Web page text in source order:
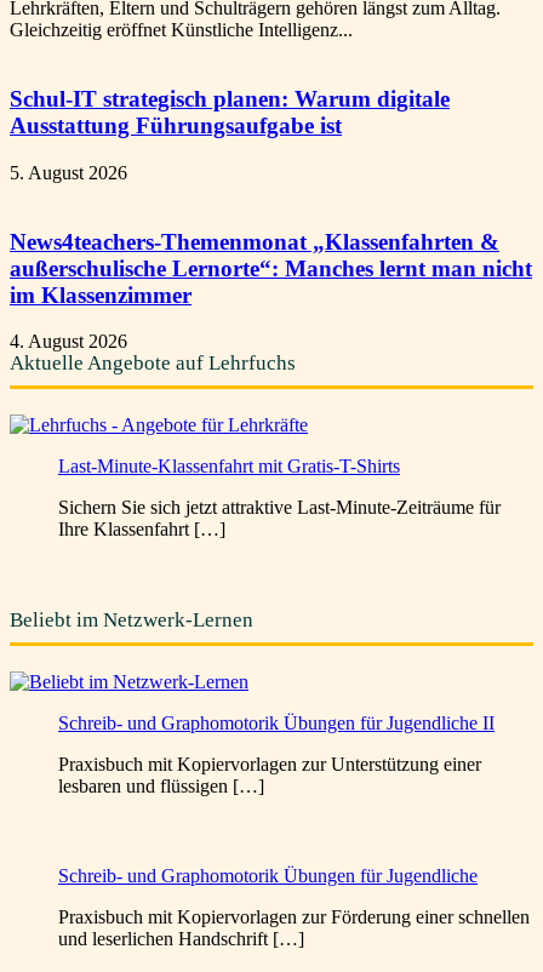
Lehrkräften, Eltern und Schulträgern gehören längst zum Alltag.
Gleichzeitig eröffnet Künstliche Intelligenz...
Schul-IT strategisch planen: Warum digitale
Ausstattung Führungsaufgabe ist
5. August 2026
News4teachers-Themenmonat „Klassenfahrten &
außerschulische Lernorte“: Manches lernt man nicht
im Klassenzimmer
4. August 2026
Aktuelle Angebote auf Lehrfuchs
Last-Minute-Klassenfahrt mit Gratis-T-Shirts
Sichern Sie sich jetzt attraktive Last-Minute-Zeiträume für
Ihre Klassenfahrt […]
Beliebt im Netzwerk-Lernen
Schreib- und Graphomotorik Übungen für Jugendliche II
Praxisbuch mit Kopiervorlagen zur Unterstützung einer
lesbaren und flüssigen […]
Schreib- und Graphomotorik Übungen für Jugendliche
Praxisbuch mit Kopiervorlagen zur Förderung einer schnellen
und leserlichen Handschrift […]